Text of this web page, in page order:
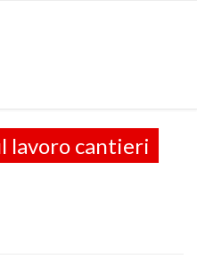
lavoro cantieri